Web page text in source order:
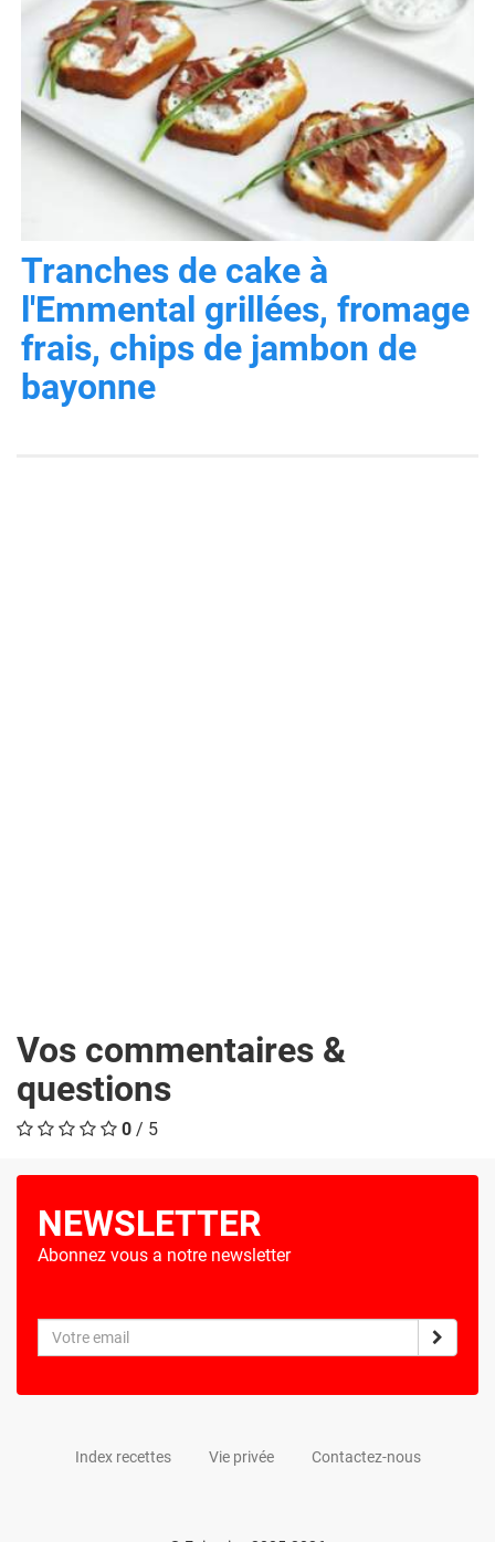
Tranches de cake à
l'Emmental grillées, fromage
frais, chips de jambon de
bayonne
Vos commentaires &
questions
0 / 5
NEWSLETTER
Abonnez vous a notre newsletter
Index recettes Vie privée Contactez-nous